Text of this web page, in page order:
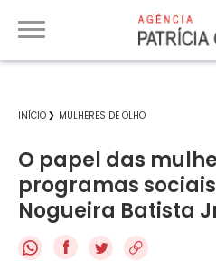
INÍCIO MULHERES DE OLHO
O papel das
programas
Nogueira Batista
f